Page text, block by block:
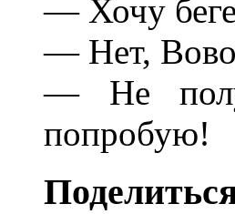
— Хочу
— Нет,
— Не
попробую!